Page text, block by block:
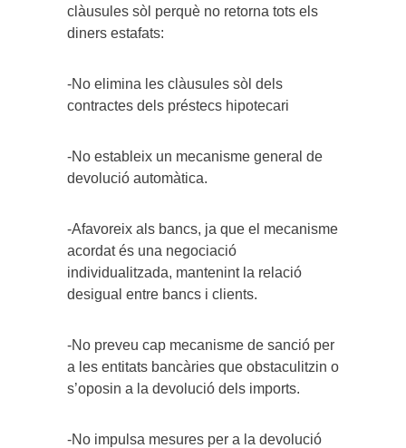
clàusules sòl perquè no retorna tots els
diners estafats:
-No elimina les clàusules sòl dels
contractes dels préstecs hipotecari
-No estableix un mecanisme general de
devolució automàtica.
-Afavoreix als bancs, ja que el mecanisme
acordat és una negociació
individualitzada, mantenint la relació
desigual entre bancs i clients.
-No preveu cap mecanisme de sanció per
a les entitats bancàries que obstaculitzin o
s’oposin a la devolució dels imports.
-No impulsa mesures per a la devolució